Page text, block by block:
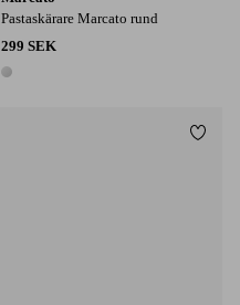
Pastaskärare Marcato rund
299 SEK
1 färg